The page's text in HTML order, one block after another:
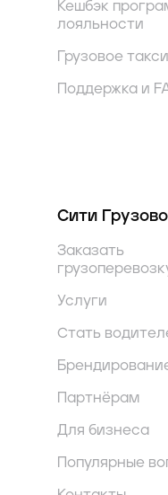
Кешбэк
лояльности
Грузовое такси
Поддержка и
Сити
Заказать
Услуги
Стать
Партнёрам
Для бизнеса
Популярные